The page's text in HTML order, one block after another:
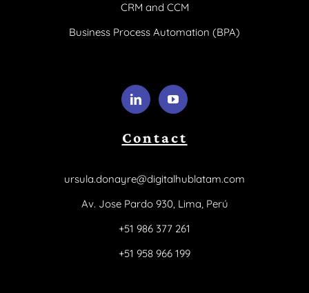
CRM and CCM
Business Process Automation (BPA)
Contact
ursula.donayre@digitalhublatam.com
Av. Jose Pardo 930, Lima, Perú
+51 986 377 261
+51 958 966 199